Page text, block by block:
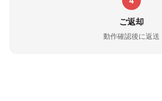
ご返却
動作確認後に返送